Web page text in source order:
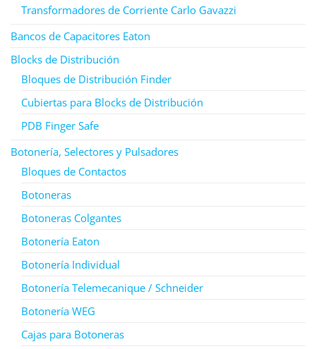
Transformadores de Corriente Carlo Gavazzi
Bancos de Capacitores Eaton
Blocks de Distribución
Bloques de Distribución Finder
Cubiertas para Blocks de Distribución
PDB Finger Safe
Botonería, Selectores y Pulsadores
Bloques de Contactos
Botoneras
Botoneras Colgantes
Botonería Eaton
Botonería Individual
Botonería Telemecanique / Schneider
Botonería WEG
Cajas para Botoneras